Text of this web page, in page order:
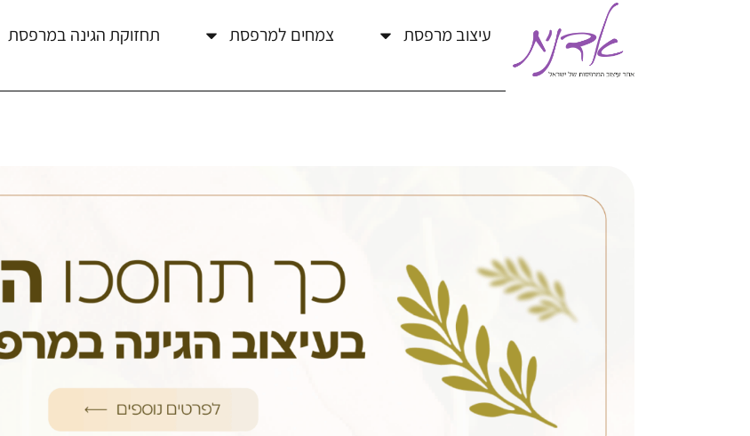
עיצוב מרפסת צמחים למרפסת תחזוקת הגינה במרפסת